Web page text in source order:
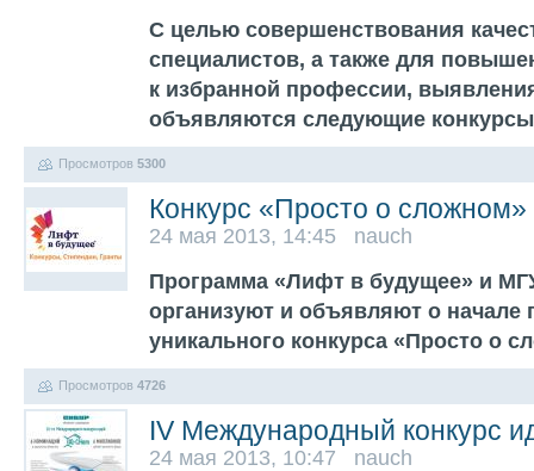
С целью совершенствования
специалистов, а также для
к избранной профессии,
объявляются следующие
Просмотров 5300
Конкурс «Просто о сложном»
24 мая 2013, 14:45 nauch
Программа «Лифт в будущее» и
организуют и объявляют о начале
уникального конкурса «Просто о
Просмотров 4726
IV Международный конкурс
24 мая 2013, 10:47 nauch